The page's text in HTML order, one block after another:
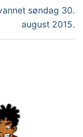
søndag 30.
august 2015.